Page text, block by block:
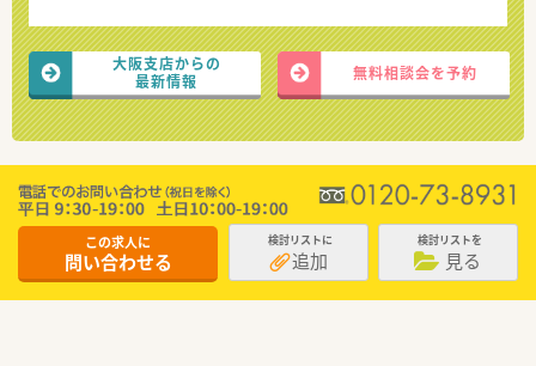
大阪支店からの
最新情報
無料相談会を予約
この求人に
問い合わせる
検討リストに
追加
検討リストを
見る